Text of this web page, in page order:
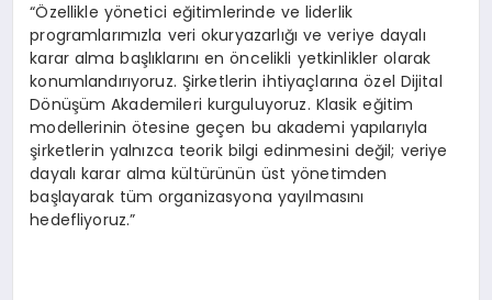
“Özellikle yönetici eğitimlerinde ve liderlik
programlarımızla veri okuryazarlığı ve veriye dayalı
karar alma başlıklarını en öncelikli yetkinlikler olarak
konumlandırıyoruz. Şirketlerin ihtiyaçlarına özel Dijital
Dönüşüm Akademileri kurguluyoruz. Klasik eğitim
modellerinin ötesine geçen bu akademi yapılarıyla
şirketlerin yalnızca teorik bilgi edinmesini değil; veriye
dayalı karar alma kültürünün üst yönetimden
başlayarak tüm organizasyona yayılmasını
hedefliyoruz.”